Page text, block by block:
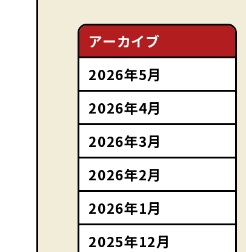
アーカイブ
2026年5月
2026年4月
2026年3月
2026年2月
2026年1月
2025年12月